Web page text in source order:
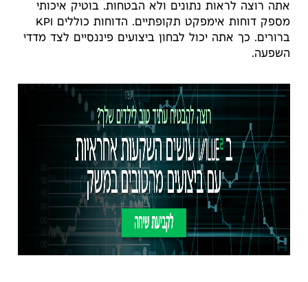
אתה רוצה לראות נתונים ולא הבטחות. בוטיק איכותי
מספק דוחות אימפקט תקופתיים. הדוחות כוללים KPI
ברורים. כך אתה יכול לבחון ביצועים פיננסיים לצד מדדי
השפעה.